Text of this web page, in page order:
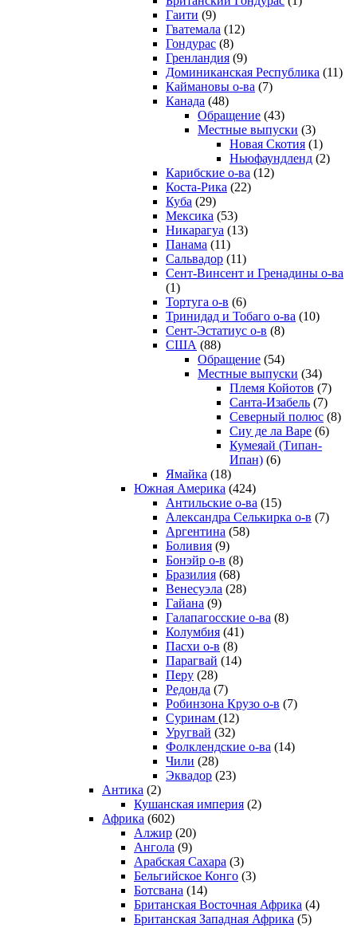
Гаити (9)
Гватемала (12)
Гондурас (8)
Гренландия (9)
Доминиканская Республика (11)
Каймановы о-ва (7)
Канада (48)
Обращение (43)
Местные выпуски (3)
Новая Скотия (1)
Ньюфаундленд (2)
Карибские о-ва (12)
Коста-Рика (22)
Куба (29)
Мексика (53)
Никарагуа (13)
Панама (11)
Сальвадор (11)
Сент-Винсент и Гренадины о-ва
(1)
Тортуга о-в (6)
Тринидад и Тобаго о-ва (10)
Сент-Эстатиус о-в (8)
США (88)
Обращение (54)
Местные выпуски (34)
Племя Койотов (7)
Санта-Изабель (7)
Северный полюс (8)
Сиу де ла Варе (6)
Кумеяай (Типан-
Ипан) (6)
Ямайка (18)
Южная Америка (424)
Антильские о-ва (15)
Александра Селькирка о-в (7)
Аргентина (58)
Боливия (9)
Бонэйр о-в (8)
Бразилия (68)
Венесуэла (28)
Гайана (9)
Галапагосские о-ва (8)
Колумбия (41)
Пасхи о-в (8)
Парагвай (14)
Перу (28)
Редонда (7)
Робинзона Крузо о-в (7)
Суринам (12)
Уругвай (32)
Фолклендские о-ва (14)
Чили (28)
Эквадор (23)
Антика (2)
Кушанская империя (2)
Африка (602)
Алжир (20)
Ангола (9)
Арабская Сахара (3)
Бельгийское Конго (3)
Ботсвана (14)
Британская Восточная Африка (4)
Британская Западная Африка (5)